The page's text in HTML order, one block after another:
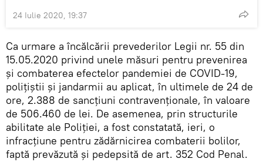
24 Iulie 2020, 19:37
Ca urmare a încălcării prevederilor Legii nr. 55 din
15.05.2020 privind unele măsuri pentru prevenirea
și combaterea efectelor pandemiei de COVID-19,
polițiștii și jandarmii au aplicat, în ultimele de 24 de
ore, 2.388 de sancţiuni contravenţionale, în valoare
de 506.460 de lei. De asemenea, prin structurile
abilitate ale Poliției, a fost constatată, ieri, o
infracțiune pentru zădărnicirea combaterii bolilor,
faptă prevăzută și pedepsită de art. 352 Cod Penal.